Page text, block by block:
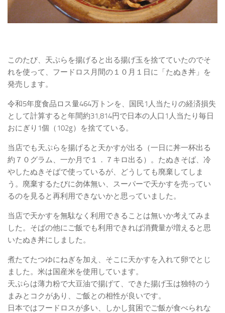
このたび、天ぷらを揚げると出る揚げ玉を捨てていたのでそ
れを使って、フードロス月間の１０月１日に「たぬき丼」を
発売します。
令和5年度食品ロス量464万トンを、国民1人当たりの経済損失
として計算すると年間約31,814円で日本の人口1人当たり毎日
おにぎり1個（102g）を捨てている。
当店でも天ぷらを揚げると天かすが出る（一日に丼一杯出る
約７０グラム、一か月で１．７キロ出る）。たぬきそば、冷
やしたぬきそばで使っているが、どうしても廃棄してしま
う。廃棄するたびに勿体無い、スーパーで天かすを売ってい
るのを見ると再利用できないかと思っていました。
当店で天かすを無駄なく利用できることは無いか考えてみま
した。そばの他にご飯でも利用できれば消費量が増えると思
いたぬき丼にしました。
煮たてたつゆにねぎを加え、そこに天かすを入れて卵でとじ
ました。米は国産米を使用しています。
天ぷらは薄力粉で大豆油で揚げて、できた揚げ玉は独特のう
まみとコクがあり、ご飯との相性が良いです。
日本ではフードロスが多い、しかし貧困でご飯が食べられな